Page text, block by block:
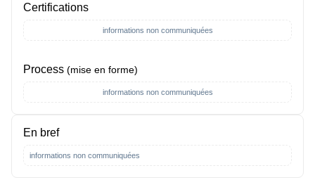
Certifications
informations non communiquées
Process (mise en forme)
informations non communiquées
En bref
informations non communiquées